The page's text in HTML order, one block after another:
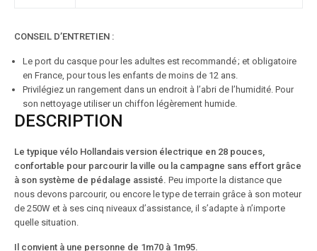
CONSEIL D’ENTRETIEN :
Le port du casque pour les adultes est recommandé ; et obligatoire
en France, pour tous les enfants de moins de 12 ans.
Privilégiez un rangement dans un endroit à l’abri de l’humidité. Pour
son nettoyage utiliser un chiffon légèrement humide.
DESCRIPTION
Le typique vélo Hollandais version électrique en 28 pouces,
confortable pour parcourir la ville ou la campagne sans effort grâce
à son système de pédalage assisté. Peu importe la distance que
nous devons parcourir, ou encore le type de terrain grâce à son moteur
de 250W et à ses cinq niveaux d’assistance, il s’adapte à n’importe
quelle situation.
Il convient à une personne de 1m70 à 1m95.